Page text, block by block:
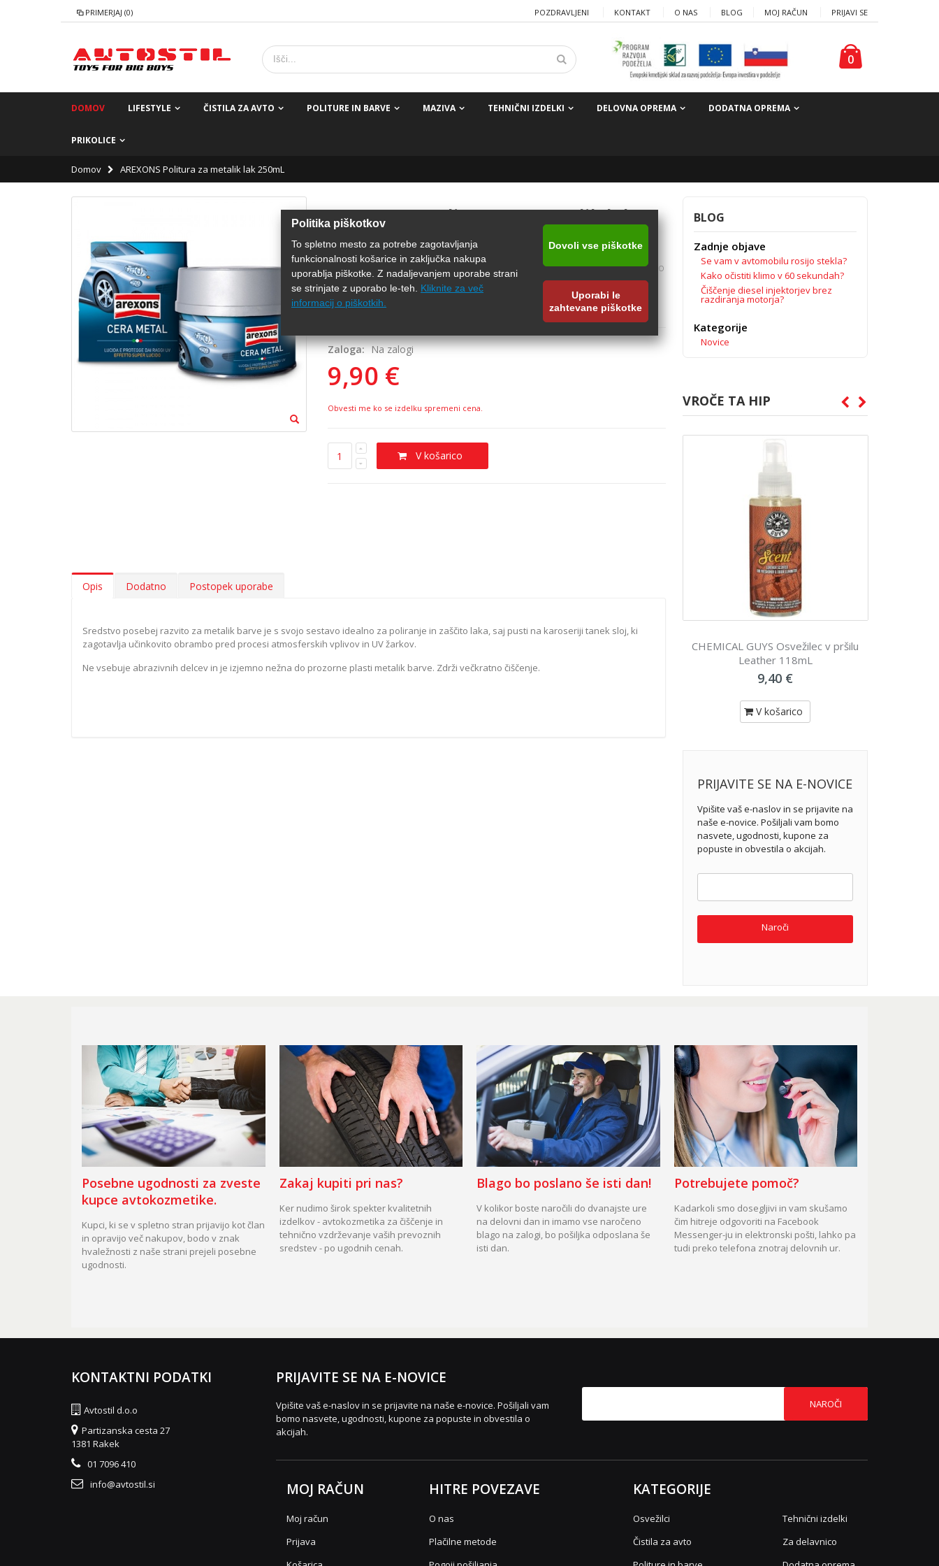
Politika piškotkov
To spletno mesto za potrebe zagotavljanja
funkcionalnosti košarice in zaključka nakupa
uporablja piškotke. Z nadaljevanjem uporabe strani
se strinjate z uporabo le-teh. Kliknite za več
informacij o piškotkih.
Dovoli vse piškotke
Uporabi le
zahtevane piškotke
PRIMERJAJ (0) MOJ RAČUN PRIJAVI SE
KONTAKT O NAS BLOG
POZDRAVLJENI
0
DOMOV LIFESTYLE ČISTILA ZA AVTO POLITURE IN BARVE MAZIVA TEHNIČNI IZDELKI DELOVNA OPREMA DODATNA OPREMA
PRIKOLICE
Domov AREXONS Politura za metalik lak 250mL
AREXONS Politura za metalik lak
250mL
Sredstvo posebej razvito za metalik barve je idealno za poliranje in zaščito
metalik laka.
Zaloga: Na zalogi
9,90 €
Obvesti me ko se izdelku spremeni cena.
V košarico
Opis Dodatno Postopek uporabe
Sredstvo posebej razvito za metalik barve je s svojo sestavo idealno za poliranje in zaščito laka, saj pusti na karoseriji tanek sloj, ki
zagotavlja učinkovito obrambo pred procesi atmosferskih vplivov in UV žarkov.
Ne vsebuje abrazivnih delcev in je izjemno nežna do prozorne plasti metalik barve. Zdrži večkratno čiščenje.
BLOG
Zadnje objave
Se vam v avtomobilu rosijo stekla?
Kako očistiti klimo v 60 sekundah?
Čiščenje diesel injektorjev brez
razdiranja motorja?
Kategorije
Novice
VROČE TA HIP
CHEMICAL GUYS Osvežilec v pršilu
CHEMICAL GUYS Osvežilec v pršilu
Watermelon slice 118mL
PRIJAVITE SE NA E-NOVICE
Vpišite vaš e-naslov in se prijavite na
naše e-novice. Pošiljali vam bomo
nasvete, ugodnosti, kupone za
popuste in obvestila o akcijah.
Naroči
Posebne ugodnosti za zveste
kupce avtokozmetike.
Kupci, ki se v spletno stran prijavijo kot član
in opravijo več nakupov, bodo v znak
hvaležnosti z naše strani prejeli posebne
ugodnosti.
Zakaj kupiti pri nas?
Ker nudimo širok spekter kvalitetnih
izdelkov - avtokozmetika za čiščenje in
tehnično vzdrževanje vaših prevoznih
sredstev - po ugodnih cenah.
Blago bo poslano še isti dan!
V kolikor boste naročili do dvanajste ure
na delovni dan in imamo vse naročeno
blago na zalogi, bo pošiljka odposlana še
isti dan.
Potrebujete pomoč?
Kadarkoli smo dosegljivi in vam skušamo
čim hitreje odgovoriti na Facebook
Messenger-ju in elektronski pošti, lahko pa
tudi preko telefona znotraj delovnih ur.
KONTAKTNI PODATKI
Avtostil d.o.o
Partizanska cesta 27
1381 Rakek
01 7096 410
info@avtostil.si
PRIJAVITE SE NA E-NOVICE
Vpišite vaš e-naslov in se prijavite na naše e-novice. Pošiljali vam
bomo nasvete, ugodnosti, kupone za popuste in obvestila o
akcijah.
NAROČI
MOJ RAČUN
Moj račun
Prijava
HITRE POVEZAVE
O nas
Plačilne metode
KATEGORIJE
Osvežilci
Čistila za avto
Tehnični izdelki
Za delavnico